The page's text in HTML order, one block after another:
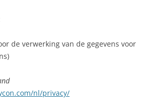
de verwerking van de gegevens voor
nl/privacy/